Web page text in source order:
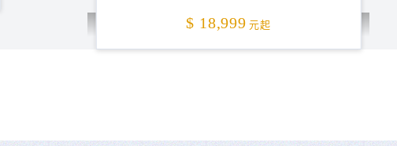
$ 18,999 元起